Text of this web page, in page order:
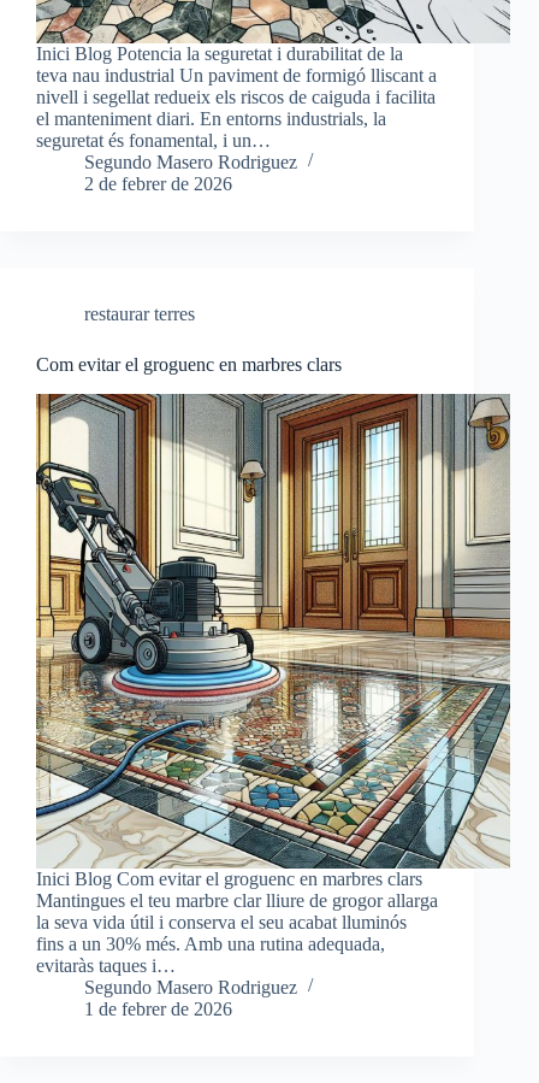
Inici Blog Potencia la seguretat i durabilitat de la
teva nau industrial Un paviment de formigó lliscant a
nivell i segellat redueix els riscos de caiguda i facilita
el manteniment diari. En entorns industrials, la
seguretat és fonamental, i un…
Segundo Masero Rodriguez
2 de febrer de 2026
restaurar terres
Com evitar el groguenc en marbres clars
Inici Blog Com evitar el groguenc en marbres clars
Mantingues el teu marbre clar lliure de grogor allarga
la seva vida útil i conserva el seu acabat lluminós
fins a un 30% més. Amb una rutina adequada,
evitaràs taques i…
Segundo Masero Rodriguez
1 de febrer de 2026